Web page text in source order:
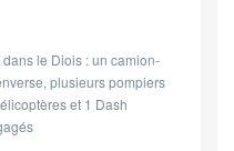
dans le Diois : un camion-
plusieurs pompiers
et 1 Dash